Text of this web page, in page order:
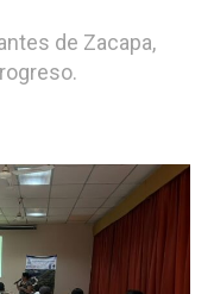
de Zacapa,